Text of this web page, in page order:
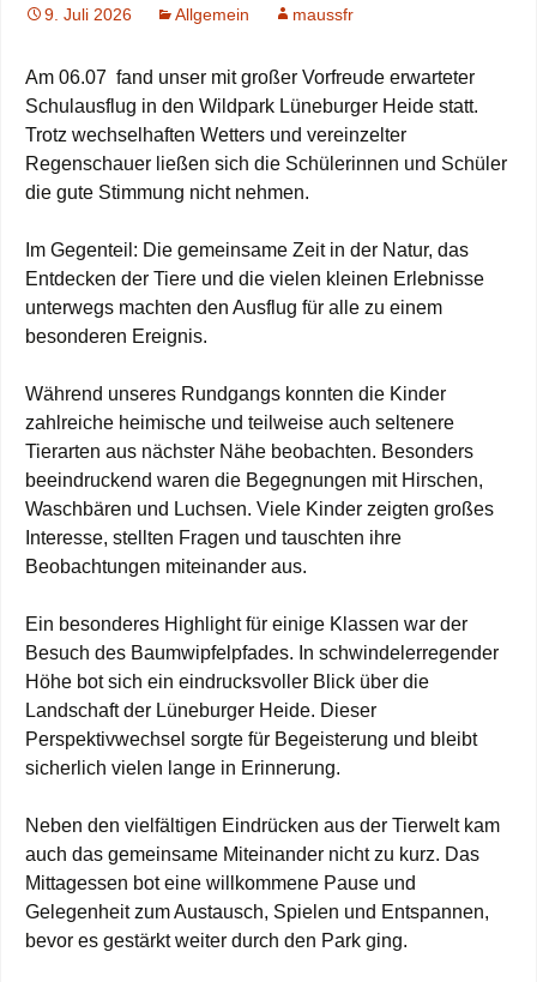
9. Juli 2026 Allgemein maussfr
Am 06.07 fand unser mit großer Vorfreude erwarteter
Schulausflug in den Wildpark Lüneburger Heide statt.
Trotz wechselhaften Wetters und vereinzelter
Regenschauer ließen sich die Schülerinnen und Schüler
die gute Stimmung nicht nehmen.
Im Gegenteil: Die gemeinsame Zeit in der Natur, das
Entdecken der Tiere und die vielen kleinen Erlebnisse
unterwegs machten den Ausflug für alle zu einem
besonderen Ereignis.
Während unseres Rundgangs konnten die Kinder
zahlreiche heimische und teilweise auch seltenere
Tierarten aus nächster Nähe beobachten. Besonders
beeindruckend waren die Begegnungen mit Hirschen,
Waschbären und Luchsen. Viele Kinder zeigten großes
Interesse, stellten Fragen und tauschten ihre
Beobachtungen miteinander aus.
Ein besonderes Highlight für einige Klassen war der
Besuch des Baumwipfelpfades. In schwindelerregender
Höhe bot sich ein eindrucksvoller Blick über die
Landschaft der Lüneburger Heide. Dieser
Perspektivwechsel sorgte für Begeisterung und bleibt
sicherlich vielen lange in Erinnerung.
Neben den vielfältigen Eindrücken aus der Tierwelt kam
auch das gemeinsame Miteinander nicht zu kurz. Das
Mittagessen bot eine willkommene Pause und
Gelegenheit zum Austausch, Spielen und Entspannen,
bevor es gestärkt weiter durch den Park ging.